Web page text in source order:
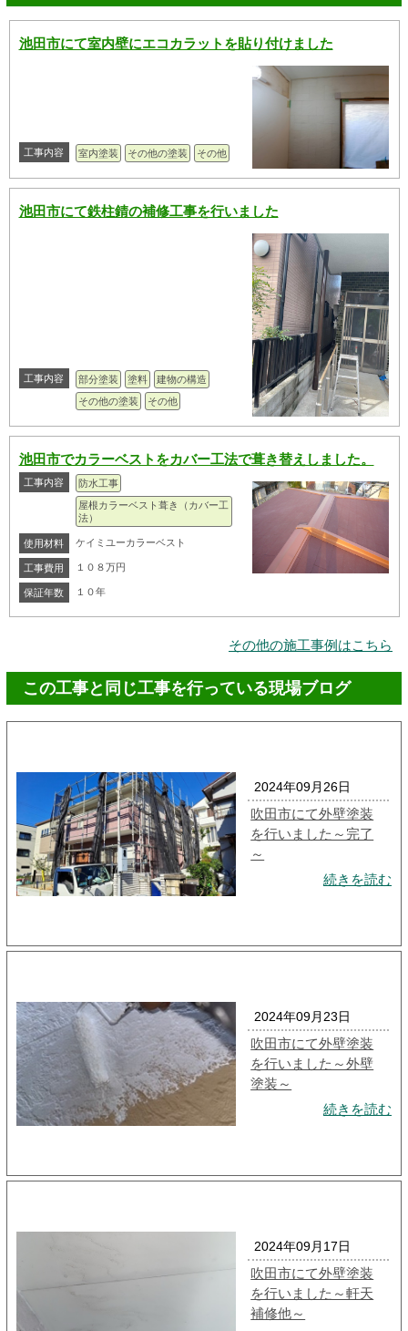
池田市にて室内壁にエコカラットを貼り付けました
工事内容 室内塗装 その他の塗装 その他
池田市にて鉄柱錆の補修工事を行いました
工事内容 部分塗装 塗料
建物の構造
その他の塗装
その他
池田市でカラーベストをカバー工法で葺き替えしました。
工事内容
防水工事
屋根カラーベスト葺き（カバー工
法）
使用材料 ケイミユーカラーベスト
工事費用 １０８万円
保証年数 １０年
その他の施工事例はこちら
この工事と同じ工事を行っている現場ブログ
2024年09月26日
吹田市にて外壁塗装
を行いました～完了
～
続きを読む
2024年09月23日
吹田市にて外壁塗装
を行いました～外壁
塗装～
続きを読む
2024年09月17日
吹田市にて外壁塗装
を行いました～軒天
補修他～